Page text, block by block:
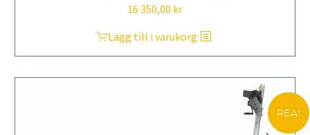
16 350,00 kr
Lägg till i varukorg
REA!